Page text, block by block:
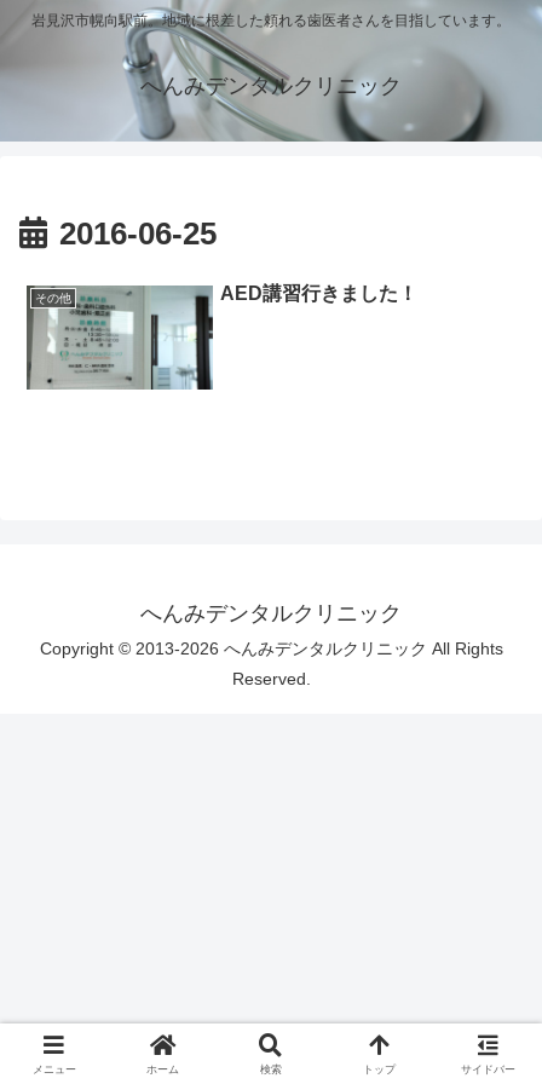
岩見沢市幌向駅前。地域に根差した頼れる歯医者さんを目指しています。
へんみデンタルクリニック
2016-06-25
その他 AED講習行きました！
へんみデンタルクリニック
Copyright © 2013-2026 へんみデンタルクリニック All Rights
Reserved.
メニュー ホーム 検索 トップ サイドバー